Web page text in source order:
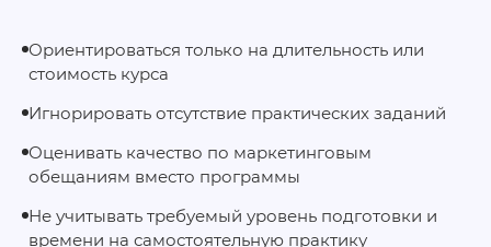
Ориентироваться только на длительность или
стоимость курса
Игнорировать отсутствие практических заданий
Оценивать качество по маркетинговым
обещаниям вместо программы
Не учитывать требуемый уровень подготовки и
времени на самостоятельную практику